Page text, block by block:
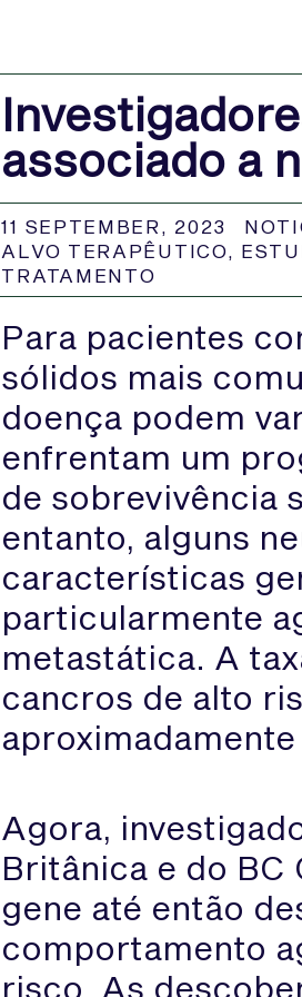
associado a
11 SEPTEMBER, 2023
ALVO TERAPÊUTICO
TRATAMENTO
Para pacientes
sólidos mais
doença podem
enfrentam um
de sobrevivência
entanto, alguns
características
particularmente
metastática. A
cancros de alto
Agora,
Britânica e do BC
gene até então
comportamento
risco. As